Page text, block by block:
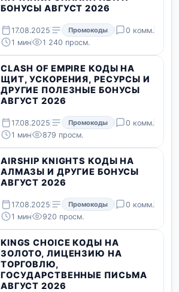
БОНУСЫ АВГУСТ 2026
17.08.2025 Промокоды
0 комм.
1 мин
1 240 просм.
CLASH OF EMPIRE КОДЫ НА
ЩИТ, УСКОРЕНИЯ, РЕСУРСЫ И
ДРУГИЕ ПОЛЕЗНЫЕ БОНУСЫ
АВГУСТ 2026
17.08.2025 Промокоды
0 комм.
1 мин
879 просм.
AIRSHIP KNIGHTS КОДЫ НА
АЛМАЗЫ И ДРУГИЕ БОНУСЫ
АВГУСТ 2026
17.08.2025 Промокоды
0 комм.
1 мин
920 просм.
KINGS CHOICE КОДЫ НА
ЗОЛОТО, ЛИЦЕНЗИЮ НА
ТОРГОВЛЮ,
ГОСУДАРСТВЕННЫЕ ПИСЬМА
АВГУСТ 2026